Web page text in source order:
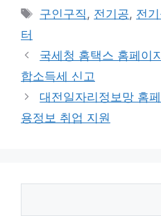
테
태
구인구직, 전기공, 전
터
국세청 홈택스 홈페이
합소득세 신고
대전일자리정보망 홈
용정보 취업 지원